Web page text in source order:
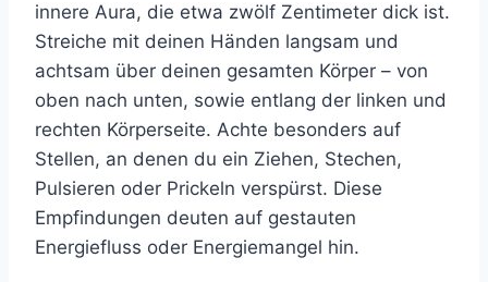
innere Aura, die etwa zwölf Zentimeter dick ist.
Streiche mit deinen Händen langsam und
achtsam über deinen gesamten Körper – von
oben nach unten, sowie entlang der linken und
rechten Körperseite. Achte besonders auf
Stellen, an denen du ein Ziehen, Stechen,
Pulsieren oder Prickeln verspürst. Diese
Empfindungen deuten auf gestauten
Energiefluss oder Energiemangel hin.